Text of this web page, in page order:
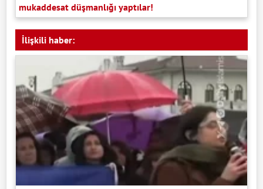
mukaddesat düşmanlığı yaptılar!
İlişkili haber: